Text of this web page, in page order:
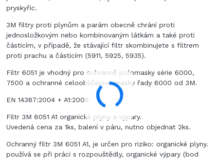
pryskyřic.
3M filtry proti plynům a parám obecně chrání proti
jednosložkovým nebo kombinovaným látkám a také proti
částicím, v případě, že stávající filtr skombinujete s filtrem
proti prachu a částicím (5911, 5925, 5935).
Filtr 6051 je vhodný pro ochranné polomasky série 6000,
7500 a ochranné celoobličejové masky řady 6000 od 3M.
EN 14387:2004 + A1:2008
Filtr 3M 6051 A1 organické plyny a výpary.
Uvedená cena za 1ks, balení v páru, nutno objednat 2ks.
Ochranný filtr 3M 6051 A1, je určen pro riziko: organické plyny.
používá se při práci s rozpouštědly, organické výpary (bod